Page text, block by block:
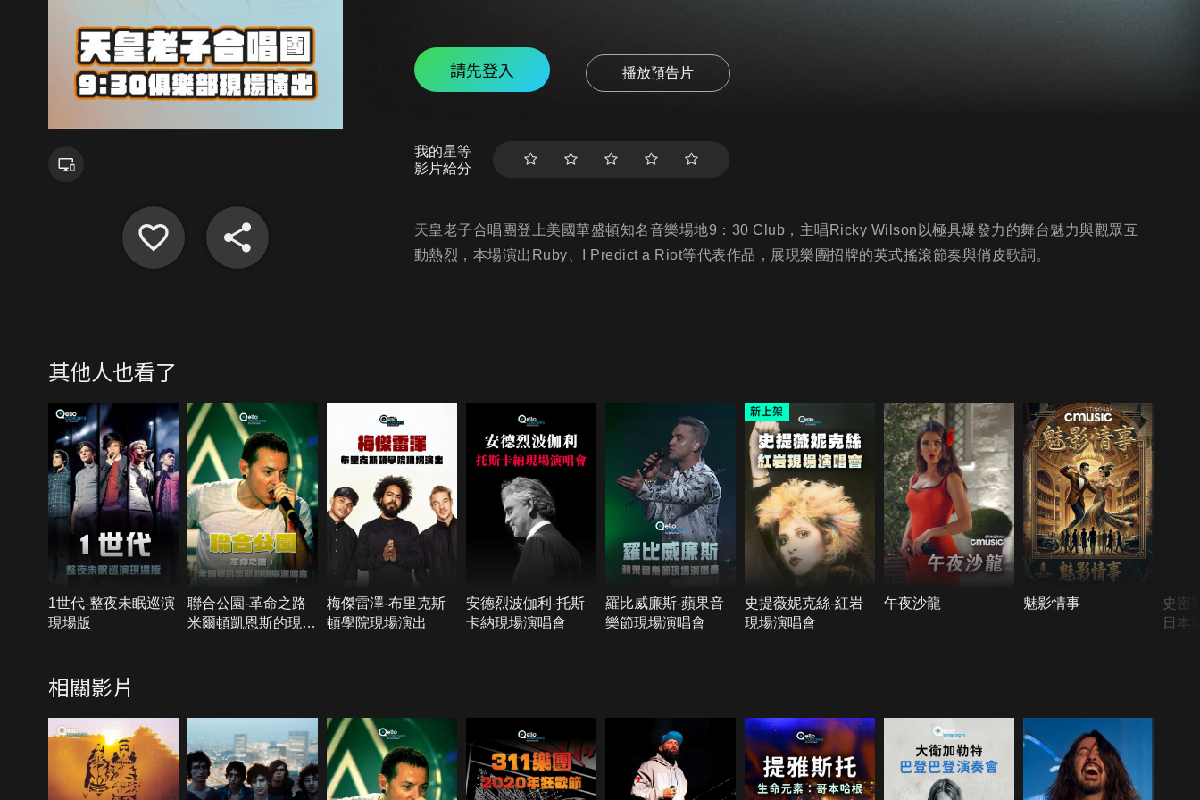
請先登入 播放預告片
我的星等
影片給分
天皇老子合唱團登上美國華盛頓知名音樂場地9：30 Club，主唱Ricky Wilson以極具爆發力的舞台魅力與觀眾互
動熱烈，本場演出Ruby、I Predict a Riot等代表作品，展現樂團招牌的英式搖滾節奏與俏皮歌詞。
其他人也看了
1世代-整夜未眠巡演
現場版
聯合公園-革命之路
米爾頓凱恩斯的現場
梅傑雷澤-布里克斯
頓學院現場演出
安德烈波伽利-托斯
卡納現場演唱會
羅比威廉斯-蘋果音
樂節現場演唱會
史提薇妮克絲-紅岩
現場演唱會
午夜沙龍 魅影情事
史密
日本
相關影片